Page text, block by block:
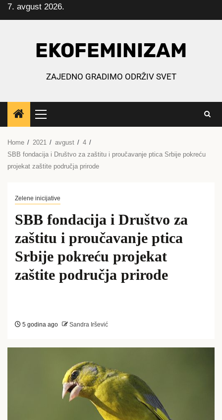
Skip
to
7. avgust 2026.
EKOFEMINIZAM
ZAJEDNO GRADIMO ODRŽIV SVET
Primary
Menu
Home 2021 avgust
4
SBB fondacija i Društvo za zaštitu i proučavanje ptica Srbije pokreću
projekat zaštite područja prirode
Zelene inicijative
SBB fondacija i Društvo za
zaštitu i proučavanje ptica
Srbije pokreću projekat
zaštite područja prirode
5 godina ago Sandra Iršević